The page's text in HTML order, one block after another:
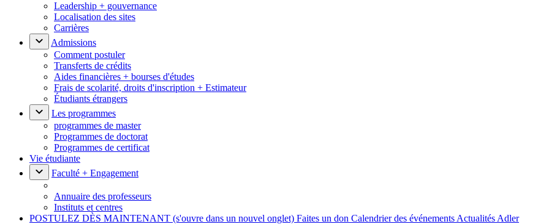
Leadership + gouvernance
Localisation des sites
Carrières
Admissions
Comment postuler
Transferts de crédits
Aides financières + bourses d'études
Frais de scolarité, droits d'inscription + Estimateur
Étudiants étrangers
Les programmes
programmes de master
Programmes de doctorat
Programmes de certificat
Vie étudiante
Faculté + Engagement
Annuaire des professeurs
Instituts et centres
POSTULEZ DÈS MAINTENANT (s'ouvre dans un nouvel onglet) Faites un don Calendrier des événements Actualités Adler